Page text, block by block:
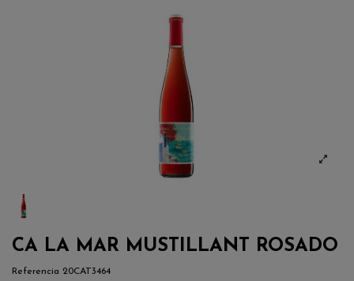
CA LA MAR MUSTILLANT ROSADO
Referencia 20CAT3464